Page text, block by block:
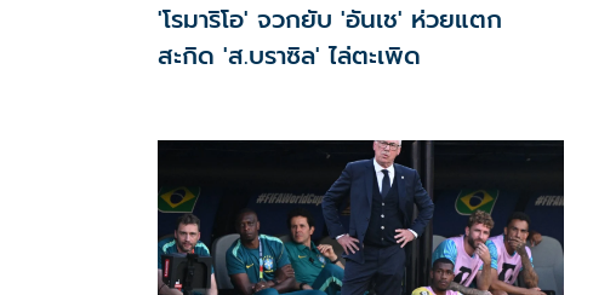
'โรมาริโอ' จวกยับ 'อันเช' ห่วยแตก
สะกิด 'ส.บราซิล' ไล่ตะเพิด